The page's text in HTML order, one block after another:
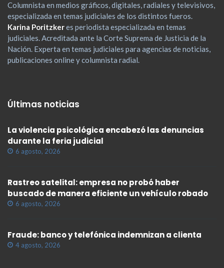
Columnista en medios gráficos, digitales, radiales y televisivos,
especializada en temas judiciales de los distintos fueros.
Karina Poritzkeres periodista especializada en temas
judiciales. Acreditada ante la Corte Suprema de Justicia de la
Nación. Experta en temas judiciales para agencias de noticias,
publicaciones online y columnista radial.
Últimas noticias
La violencia psicológica encabezó las denuncias
durante la feria judicial
6 agosto, 2026
Rastreo satelital: empresa no probó haber
buscado de manera eficiente un vehículo robado
6 agosto, 2026
Fraude: banco y telefónica indemnizan a clienta
4 agosto, 2026